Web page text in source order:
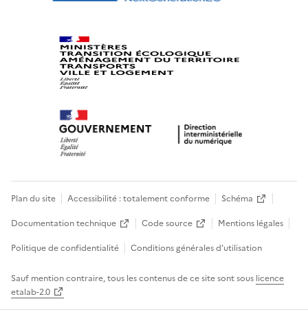
Plan du site Accessibilité : totalement conforme
Schéma
Documentation technique
Code source
Mentions légales
Politique de confidentialité
Conditions générales d’utilisation
Sauf mention contraire, tous les contenus de ce site sont sous licence
etalab-2.0